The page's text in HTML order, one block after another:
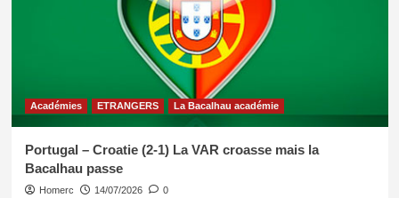
Académies ETRANGERS La Bacalhau académie
Portugal – Croatie (2-1) La VAR croasse mais la
Bacalhau passe
Homerc 14/07/2026 0